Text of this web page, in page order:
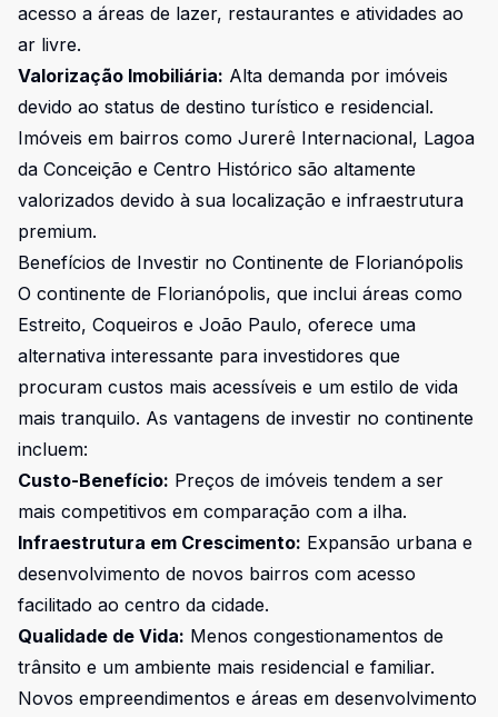
acesso a áreas de lazer, restaurantes e atividades ao
ar livre.
Valorização Imobiliária: Alta demanda por imóveis
devido ao status de destino turístico e residencial.
Imóveis em bairros como Jurerê Internacional, Lagoa
da Conceição e Centro Histórico são altamente
valorizados devido à sua localização e infraestrutura
premium.
Benefícios de Investir no Continente de Florianópolis
O continente de Florianópolis, que inclui áreas como
Estreito, Coqueiros e João Paulo, oferece uma
alternativa interessante para investidores que
procuram custos mais acessíveis e um estilo de vida
mais tranquilo. As vantagens de investir no continente
incluem:
Custo-Benefício: Preços de imóveis tendem a ser
mais competitivos em comparação com a ilha.
Infraestrutura em Crescimento: Expansão urbana e
desenvolvimento de novos bairros com acesso
facilitado ao centro da cidade.
Qualidade de Vida: Menos congestionamentos de
trânsito e um ambiente mais residencial e familiar.
Novos empreendimentos e áreas em desenvolvimento